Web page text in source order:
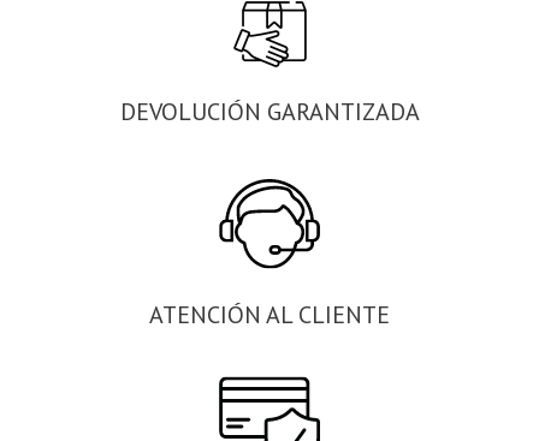
DEVOLUCIÓN GARANTIZADA
ATENCIÓN AL CLIENTE